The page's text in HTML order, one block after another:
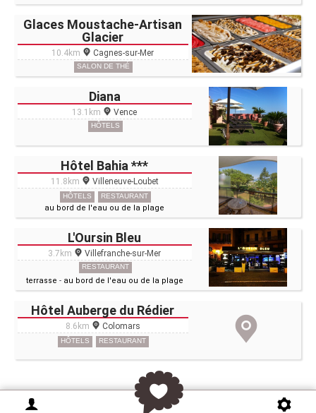
Glaces Moustache-Artisan
Glacier
10.4km Cagnes-sur-Mer
SALON DE THÉ
Diana
13.1km Vence
HÔTELS
Hôtel Bahia ***
11.8km Villeneuve-Loubet
HÔTELS RESTAURANT
au bord de l'eau ou de la plage
L'Oursin Bleu
3.7km Villefranche-sur-Mer
RESTAURANT
terrasse - au bord de l'eau ou de la plage
Hôtel Auberge du Rédier
8.6km Colomars
HÔTELS RESTAURANT